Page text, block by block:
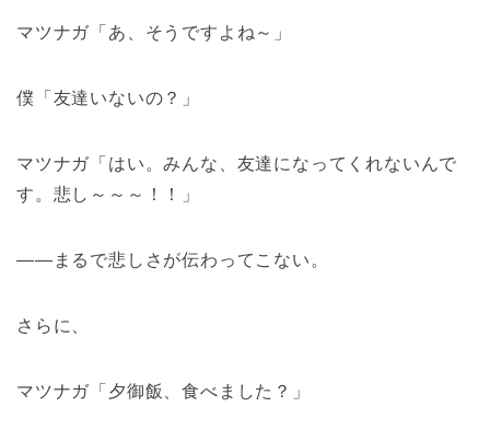
マツナガ「あ、そうですよね～」
僕「友達いないの？」
マツナガ「はい。みんな、友達になってくれないんで
す。悲し～～～！！」
――まるで悲しさが伝わってこない。
さらに、
マツナガ「夕御飯、食べました？」